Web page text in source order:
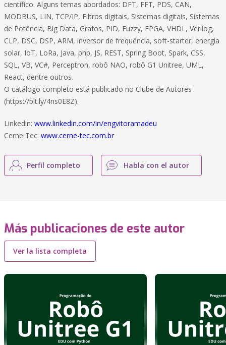
científico. Alguns temas abordados: DFT, FFT, PDS, CAN,
MODBUS, LIN, TCP/IP, Filtros digitais, Sistemas digitais, Sistemas
de Potência, Big Data, Grafos, PID, Fuzzy, FPGA, VHDL, Verilog,
CLP, DSC, DSP, ARM, inversor de frequência, soft-starter, energia
solar, IoT, LoRa, Java, php, JS, REST, Spring Boot, Spark, CSS,
SQL, VB, VC#, Perceptron, robô NAO, robô G1 Unitree, UML,
React, dentre outros.
O catálogo completo está publicado no Clube de Autores
(https://bit.ly/4ns0E8Z).
Linkedin: www.linkedin.com/in/engvitoramadeu
Cerne Tec: www.cerne-tec.com.br
Perfil completo Habla con el autor
Más publicaciones de este autor
Ver la lista completa